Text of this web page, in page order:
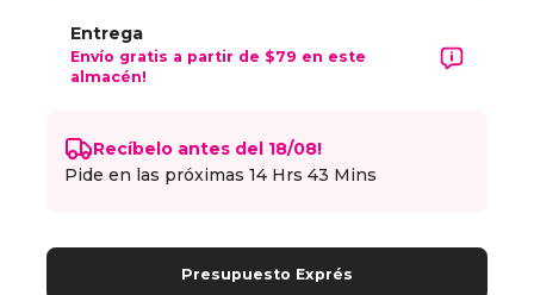
Entrega
Envío gratis a partir de $79 en este
almacén!
Recíbelo antes del 18/08!
Pide en las próximas14 Hrs 43 Mins
Presupuesto Exprés